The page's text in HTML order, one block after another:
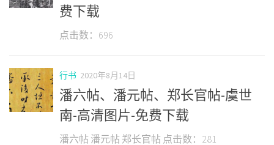
费下载
点击数：696
行书 2020年8月14日
潘六帖、潘元帖、郑长官帖-虞世
南-高清图片-免费下载
潘六帖 潘元帖 郑长官帖 点击数：281